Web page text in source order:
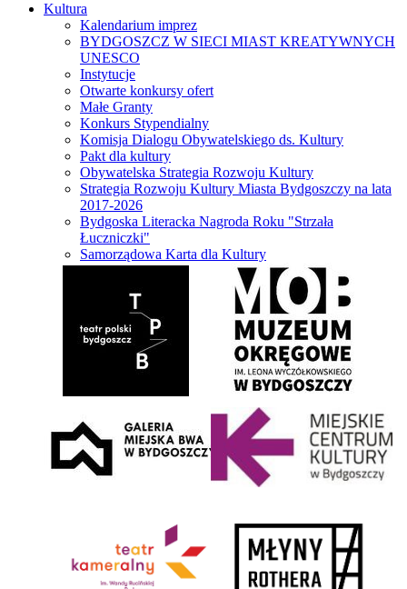
Kultura
Kalendarium imprez
BYDGOSZCZ W SIECI MIAST KREATYWNYCH
UNESCO
Instytucje
Otwarte konkursy ofert
Małe Granty
Konkurs Stypendialny
Komisja Dialogu Obywatelskiego ds. Kultury
Pakt dla kultury
Obywatelska Strategia Rozwoju Kultury
Strategia Rozwoju Kultury Miasta Bydgoszczy na lata
2017-2026
Bydgoska Literacka Nagroda Roku "Strzała
Łuczniczki"
Samorządowa Karta dla Kultury